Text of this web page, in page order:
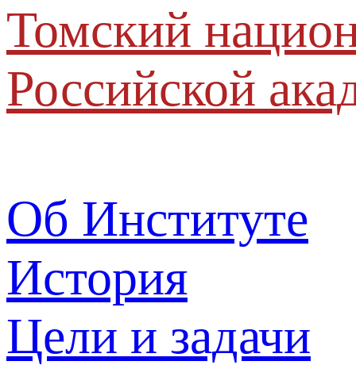
Томский
Российской
Об Институте
История
Цели и задачи